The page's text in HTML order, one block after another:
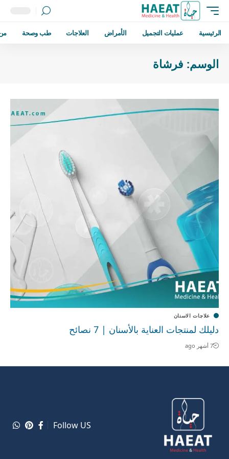
الرئيسية عمليات التجميل الأمراض العلاجات طب وصحة
الوسم: فرشاة
علاجات الاسنان
دليلك لمنتجات العناية بالأسنان | 7 نصائح
7 أشهر ago
Follow US